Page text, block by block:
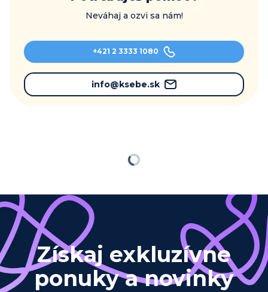
Neváhaj a ozvi sa nám!
+421 2 3333 1080
info@ksebe.sk
Načítavam…
Získaj exkluzívne
ponuky a novinky